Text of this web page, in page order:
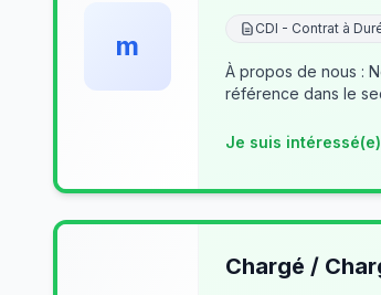
m
CDI - Contrat à
À propos de nous :
référence dans le
Je suis intéressé(e)
Chargé /